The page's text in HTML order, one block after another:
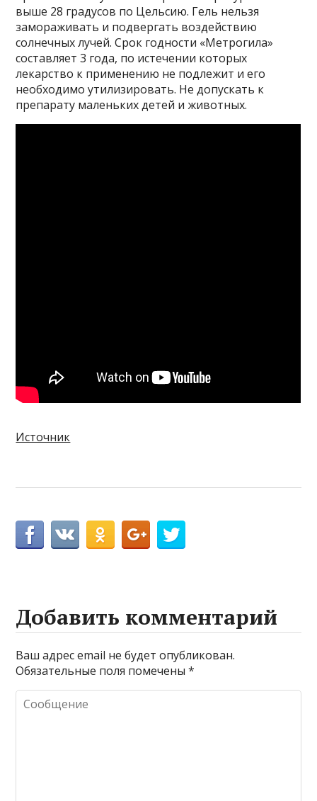
выше 28 градусов по Цельсию. Гель нельзя
замораживать и подвергать воздействию
солнечных лучей. Срок годности «Метрогила»
составляет 3 года, по истечении которых
лекарство к применению не подлежит и его
необходимо утилизировать. Не допускать к
препарату маленьких детей и животных.
Источник
Добавить комментарий
Ваш адрес email не будет опубликован.
Обязательные поля помечены*